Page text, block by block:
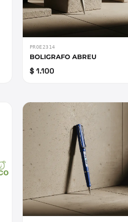
PROE2314
BOLIGRAFO ABREU
$ 1.100